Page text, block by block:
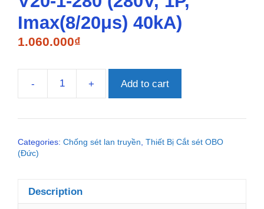
Imax(8/20μs) 40kA)
1.060.000₫
-
V20-
280
1P,
+ Add to cart
Categories: Chống sét lan truyền, Thiết Bị Cắt sét OBO
(Đức)
Description